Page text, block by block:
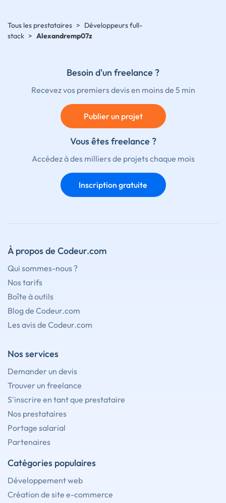
Tous les prestataires > Développeurs full-
stack > Alexandremp07z
Besoin d'un freelance ?
Recevez vos premiers devis en moins de 5 min
Publier un projet
Vous êtes freelance ?
Accédez à des milliers de projets chaque mois
Inscription gratuite
À propos de Codeur.com
Qui sommes-nous ?
Nos tarifs
Boîte à outils
Blog de Codeur.com
Les avis de Codeur.com
Nos services
Demander un devis
Trouver un freelance
S'inscrire en tant que prestataire
Nos prestataires
Portage salarial
Partenaires
Catégories populaires
Développement web
Création de site e-commerce